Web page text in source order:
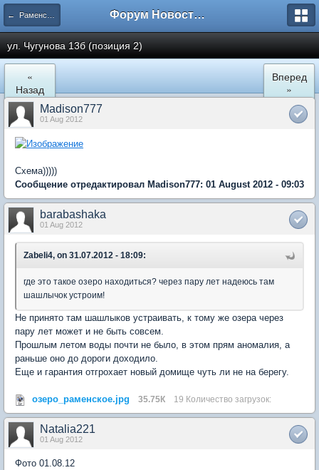
← Раменское Форум Новостройки
ул. Чугунова 13б (позиция 2)
«
Назад
Вперед
»
Madison777
01 Aug 2012
Схема)))))
Сообщение отредактировал Madison777: 01 August 2012 - 09:03
barabashaka
01 Aug 2012
Zabeli4, on 31.07.2012 - 18:09:
где это такое озеро находиться? через пару лет надеюсь там
шашлычок устроим!
Не принято там шашлыков устраивать, к тому же озера через
пару лет может и не быть совсем.
Прошлым летом воды почти не было, в этом прям аномалия, а
раньше оно до дороги доходило.
Еще и гарантия отгрохает новый домище чуть ли не на берегу.
озеро_раменское.jpg 35.75К 19 Количество загрузок:
Natalia221
01 Aug 2012
Фото 01.08.12